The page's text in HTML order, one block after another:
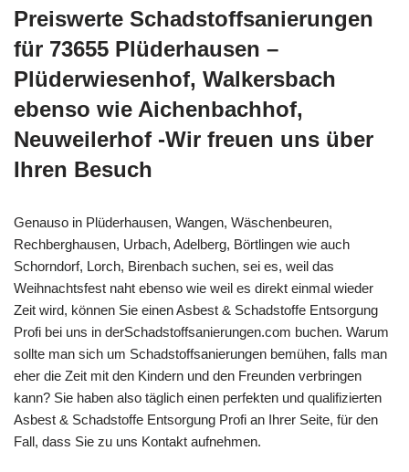
Preiswerte Schadstoffsanierungen
für 73655 Plüderhausen –
Plüderwiesenhof, Walkersbach
ebenso wie Aichenbachhof,
Neuweilerhof -Wir freuen uns über
Ihren Besuch
Genauso in Plüderhausen, Wangen, Wäschenbeuren,
Rechberghausen, Urbach, Adelberg, Börtlingen wie auch
Schorndorf, Lorch, Birenbach suchen, sei es, weil das
Weihnachtsfest naht ebenso wie weil es direkt einmal wieder
Zeit wird, können Sie einen Asbest & Schadstoffe Entsorgung
Profi bei uns in derSchadstoffsanierungen.com buchen. Warum
sollte man sich um Schadstoffsanierungen bemühen, falls man
eher die Zeit mit den Kindern und den Freunden verbringen
kann? Sie haben also täglich einen perfekten und qualifizierten
Asbest & Schadstoffe Entsorgung Profi an Ihrer Seite, für den
Fall, dass Sie zu uns Kontakt aufnehmen.